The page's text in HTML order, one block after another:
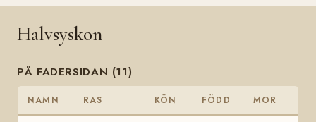
Halvsyskon
PÅ FADERSIDAN (11)
NAMN RAS KÖN FÖDD MOR